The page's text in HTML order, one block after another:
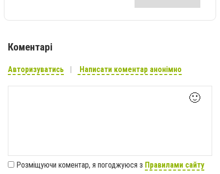
Коментарі
Авторизуватись Написати коментар анонімно
🙂
Розміщуючи коментар, я погоджуюся з Правилами сайту